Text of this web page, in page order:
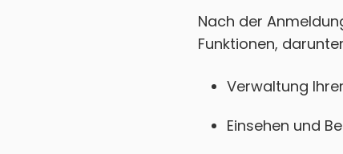
Nach der
Funktionen,
Verwaltung
Einsehen und